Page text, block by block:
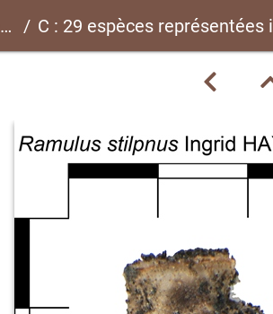
C : 29 espèces représentées ici